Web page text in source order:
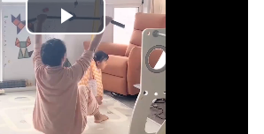
Play
Video